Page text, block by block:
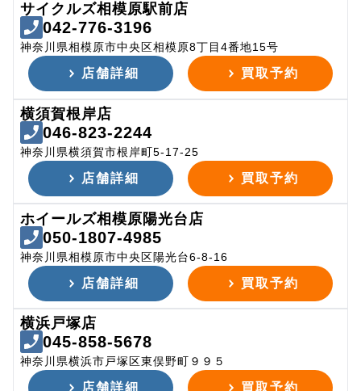
サイクルズ相模原駅前店
042-776-3196
神奈川県相模原市中央区相模原8丁目4番地15号
店舗詳細 買取予約
横須賀根岸店
046-823-2244
神奈川県横須賀市根岸町5-17-25
店舗詳細 買取予約
ホイールズ相模原陽光台店
050-1807-4985
神奈川県相模原市中央区陽光台6-8-16
店舗詳細 買取予約
横浜戸塚店
045-858-5678
神奈川県横浜市戸塚区東俣野町９９５
店舗詳細 買取予約